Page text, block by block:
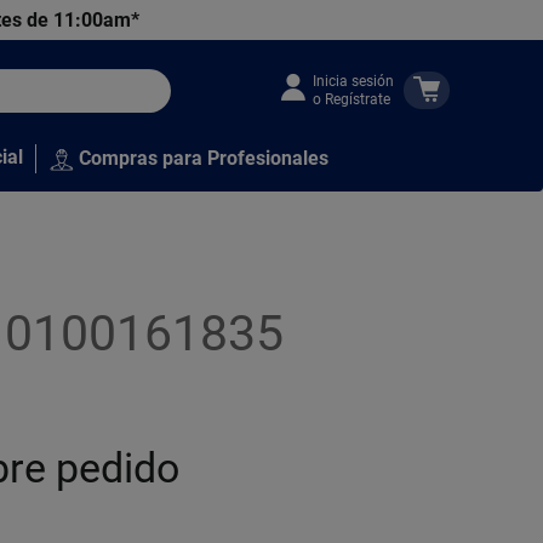
de 11:00am*
Inicia sesión
o Regístrate
Compras para Profesionales
pedido